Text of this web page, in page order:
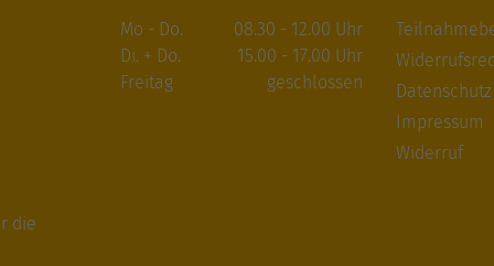
die
Mo - Do.
Di. + Do.
Freitag
08.30 - 12.00 Uhr
15.00 - 17.00 Uhr
geschlossen
Datenschutz
Impressum
Widerruf